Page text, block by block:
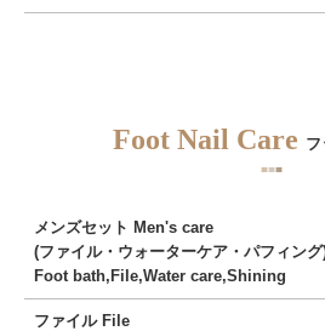
Foot Nail Care
■■■
メンズセット Men's care
(ファイル・ウォーターケア・パフィング
Foot bath,File,Water care,Shining
ファイル File